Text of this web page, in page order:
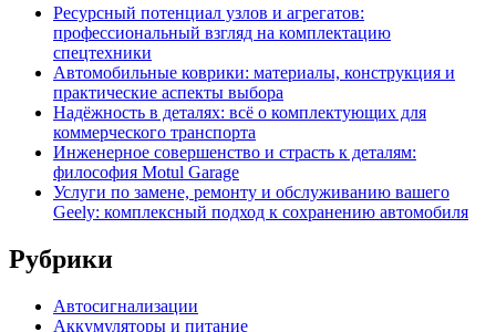
Ресурсный потенциал узлов и агрегатов:
профессиональный взгляд на комплектацию
спецтехники
Автомобильные коврики: материалы, конструкция и
практические аспекты выбора
Надёжность в деталях: всё о комплектующих для
коммерческого транспорта
Инженерное совершенство и страсть к деталям:
философия Motul Garage
Услуги по замене, ремонту и обслуживанию вашего
Geely: комплексный подход к сохранению автомобиля
Рубрики
Автосигнализации
Аккумуляторы и питание